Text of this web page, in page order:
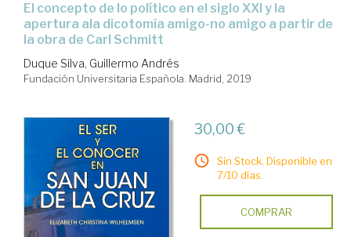
el concepto de lo político en el siglo XXI y la
apertura ala dicotomía amigo-no amigo a partir de
la obra de Carl Schmitt
Duque Silva, Guillermo Andrés
Fundación Universitaria Española. Madrid, 2019
30,00 €
Sin Stock. Disponible en
7/10 días.
COMPRAR